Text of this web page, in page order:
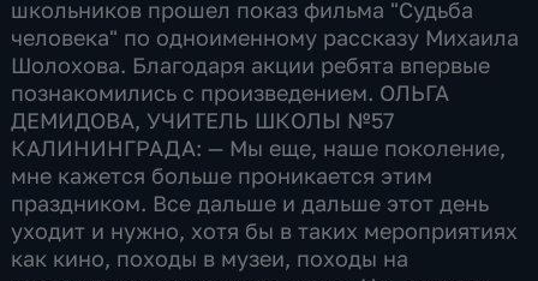
школьников прошел показ фильма "Судьба
человека" по одноименному рассказу Михаила
Шолохова. Благодаря акции ребята впервые
познакомились с произведением. ОЛЬГА
ДЕМИДОВА, УЧИТЕЛЬ ШКОЛЫ №57
КАЛИНИНГРАДА: — Мы еще, наше поколение,
мне кажется больше проникается этим
праздником. Все дальше и дальше этот день
уходит и нужно, хотя бы в таких мероприятиях
как кино, походы в музеи, походы на